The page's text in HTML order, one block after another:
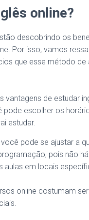
online?
descobrindo os
Por isso, vamos
que esse método de
vantagens de estudar
pode escolher os
estudar.
pode se ajustar a
pois não
aulas em locais
online costumam